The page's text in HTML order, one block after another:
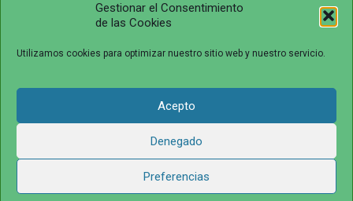
Gestionar el Consentimiento
de las Cookies
Utilizamos cookies para optimizar nuestro sitio web y nuestro servicio.
Acepto
Denegado
Preferencias
© 2016 juntosvenceremosela.com. All Rights Reserved.